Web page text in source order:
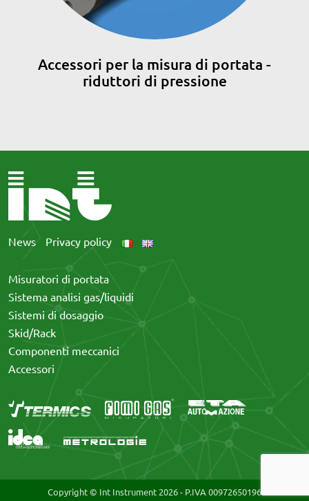
Accessori per la misura di portata -
riduttori di pressione
News Privacy policy
Misuratori di portata
Sistema analisi gas/liquidi
Sistemi di dosaggio
Skid/Rack
Componenti meccanici
Accessori
Copyright © Int Instrument 2026 - P.IVA 00972650196